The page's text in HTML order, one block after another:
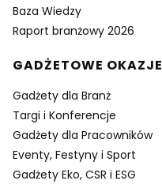
Baza Wiedzy
Raport branżowy 2026
GADŻETOWE OKAZJE
Gadżety dla Branż
Targi i Konferencje
Gadżety dla Pracowników
Eventy, Festyny i Sport
Gadżety Eko, CSR i ESG